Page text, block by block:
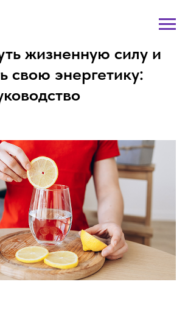
жизненную силу и
свою энергетику: